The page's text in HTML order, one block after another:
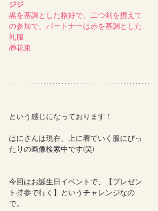
ジジ
黒を基調とした格好で、二つ剣を携えて
の参加で、パートナーは赤を基調とした
礼服
🎁花束
という感じになっております！
はにさんは現在、上に着ていく服にぴっ
たりの画像検索中です(笑)
今回はお誕生日イベントで、【プレゼン
ト持参で行く】というチャレンジなの
で。